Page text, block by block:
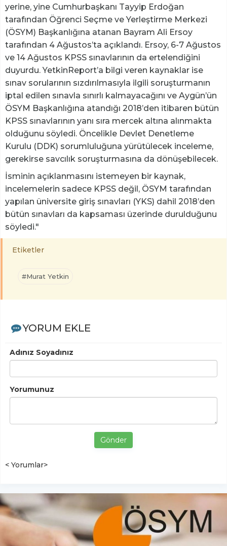
yerine, yine Cumhurbaşkanı Tayyip Erdoğan
tarafından Öğrenci Seçme ve Yerleştirme Merkezi
(ÖSYM) Başkanlığına atanan Bayram Ali Ersoy
tarafından 4 Ağustos’ta açıklandı. Ersoy, 6-7 Ağustos
ve 14 Ağustos KPSS sınavlarının da ertelendiğini
duyurdu. YetkinReport’a bilgi veren kaynaklar ise
sınav sorularının sızdırılmasıyla ilgili soruşturmanın
iptal edilen sınavla sınırlı kalmayacağını ve Aygün’ün
ÖSYM Başkanlığına atandığı 2018’den itibaren bütün
KPSS sınavlarının yanı sıra mercek altına alınmakta
olduğunu söyledi. Öncelikle Devlet Denetleme
Kurulu (DDK) sorumluluğuna yürütülecek inceleme,
gerekirse savcılık soruşturmasına da dönüşebilecek.
İsminin açıklanmasını istemeyen bir kaynak,
incelemelerin sadece KPSS değil, ÖSYM tarafından
yapılan üniversite giriş sınavları (YKS) dahil 2018’den
bütün sınavları da kapsaması üzerinde durulduğunu
söyledi."
Etiketler
#Murat Yetkin
YORUM EKLE
Adınız Soyadınız
Yorumunuz
Gönder
< Yorumlar>